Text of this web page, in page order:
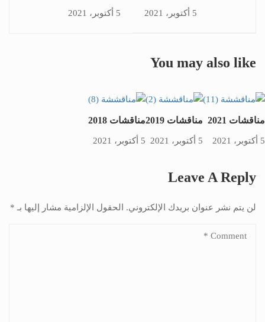
5 أكتوبر، 2021 5 أكتوبر، 2021
You may also like
مناقشات 2021
5 أكتوبر، 2021
مناقشات 2019
5 أكتوبر، 2021
مناقشات 2018
5 أكتوبر، 2021
Leave A Reply
لن يتم نشر عنوان بريدك الإلكتروني. الحقول الإلزامية مشار إليها بـ *